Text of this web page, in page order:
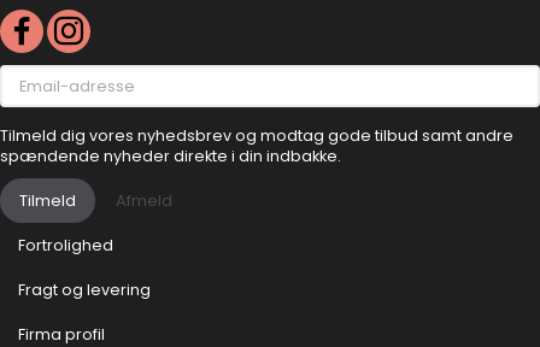
Email-
adresse
Tilmeld dig vores nyhedsbrev og modtag gode tilbud samt andre
spændende nyheder direkte i din indbakke.
Tilmeld Afmeld
Fortrolighed
Fragt og levering
Firma profil